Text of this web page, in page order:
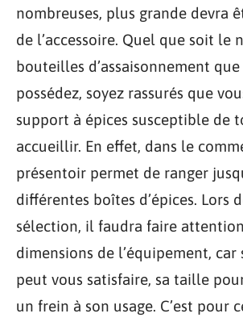
nombreuses, plus grande devra
de l’accessoire. Quel que soit le
bouteilles d’assaisonnement que
possédez, soyez rassurés que
support à épices susceptible de
accueillir. En effet, dans le
présentoir permet de ranger
différentes boîtes d’épices. Lors
sélection, il faudra faire
dimensions de l’équipement, car
peut vous satisfaire, sa taille
un frein à son usage. C’est pour